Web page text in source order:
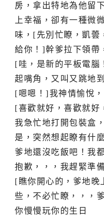
房，拿出特地為他留
上幸福，卻有一種微
味，[先別忙瞭，凱蕓
給你！]幹爹拉下領帶
[哇，是新的平板電腦
起嘴角，又叫又跳地
[嗯嗯！]我神情愉悅，
[喜歡就好，喜歡就好
我急忙地打開包裝盒
是，突然想起瞭有什
爹地還沒吃飯吧！我
抱歉，，，我趕緊準
[瞧你開心的，爹地晚
些，不必忙瞭，，，
你慢慢玩你的生日